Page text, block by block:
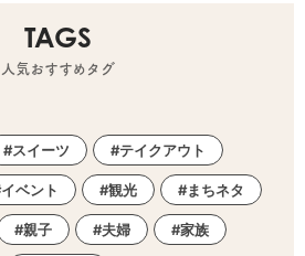
TAGS
人気おすすめタグ
スイーツ テイクアウト
イベント 観光 まちネタ
親子 夫婦 家族